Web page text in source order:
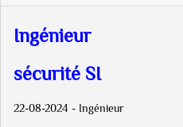
Ingénieur
sécurité SI
22-08-2024 - Ingénieur